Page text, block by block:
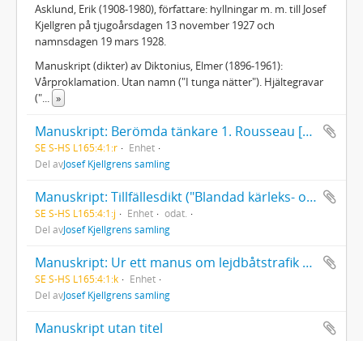
Asklund, Erik (1908-1980), författare: hyllningar m. m. till Josef
Kjellgren på tjugoårsdagen 13 november 1927 och
namnsdagen 19 mars 1928.
Manuskript (dikter) av Diktonius, Elmer (1896-1961):
Vårproklamation. Utan namn ("I tunga nätter"). Hjältegravar
("
»
Manuskript: Berömda tänkare 1. Rousseau [av Josef Kjellgren ?]
SE S-HS L165:4:1:r
Enhet
Del avJosef Kjellgrens samling
Manuskript: Tillfällesdikt ("Blandad kärleks- och nidvisa till födelsedagsbarnet Eva")
SE S-HS L165:4:1:j Enhet
odat.
Del avJosef Kjellgrens samling
Manuskript: Ur ett manus om lejdbåtstrafik 1939-1940
SE S-HS L165:4:1:k
Enhet
Del avJosef Kjellgrens samling
Manuskript utan titel